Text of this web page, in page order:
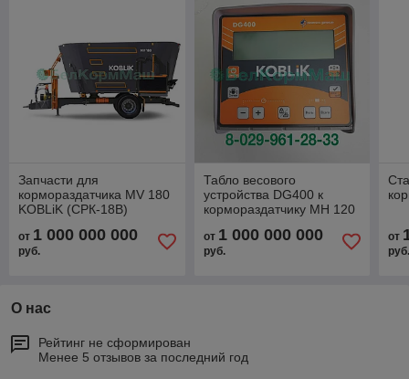
Запчасти для
кормораздатчика MV 180
KOBLiK (СРК-18В)
от 1 000 000 000
руб.
Табло весового
устройства DG400 к
кормораздатчику MH 120
от 1 000 000 000
руб.
от
О нас
Рейтинг не сформирован
Менее 5 отзывов за последний год